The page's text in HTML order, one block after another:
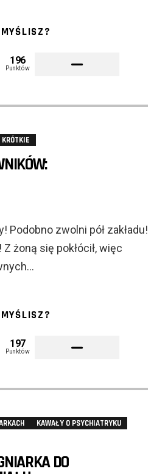
MYŚLISZ?
196
Punktów
KRÓTKIE
Podobno zwolni pół zakładu!
żoną się pokłócił, więc
MYŚLISZ?
197
Punktów
KAWAŁY O PSYCHIATRYKU
DO